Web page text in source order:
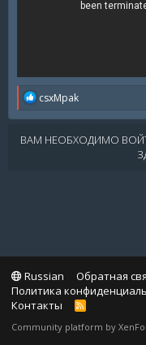
R
a
c
t
csxMpak
ВАМ НЕОБХОДИМО
Russian Обратная
Политика
Контакты
R
S
Community platform by